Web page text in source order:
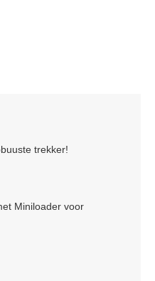
trekker!
Miniloader voor